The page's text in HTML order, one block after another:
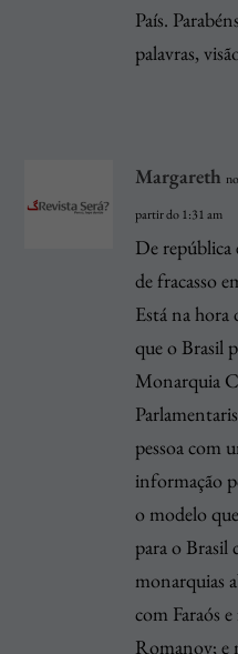
País.
palavras,
Margareth
partir do 1:31 am
De
de fracasso
Está na hora
que o Brasil
Monarquia
pessoa com
informação
o modelo
para o Brasil
monarquias
com Faraós
Romanov; e